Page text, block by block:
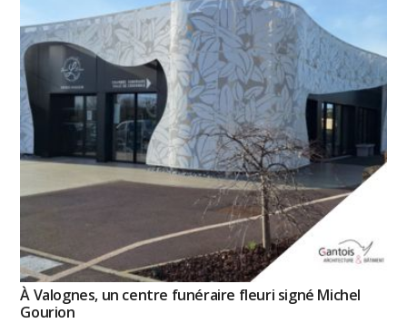
À Valognes, un centre funéraire fleuri signé Michel
Gourion